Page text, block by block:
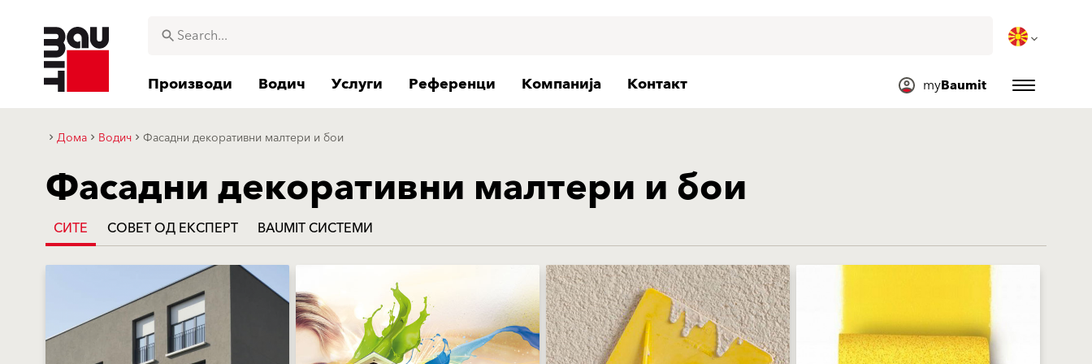
Производи Водич Услуги Референци Компанија Контакт myBaumit
Дома Водич Фасадни декоративни малтери и бои
Фасадни декоративни малтери и бои
СИТЕ СОВЕТ ОД ЕКСПЕРТ BAUMIT СИСТЕМИ